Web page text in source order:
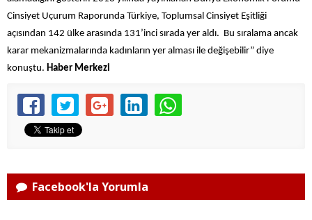
Cinsiyet Uçurum Raporunda Türkiye, Toplumsal Cinsiyet Eşitliği
açısından 142 ülke arasında 131’inci sırada yer aldı. Bu sıralama ancak
karar mekanizmalarında kadınların yer alması ile değişebilir” diye
konuştu. Haber Merkezi
Facebook'la Yorumla